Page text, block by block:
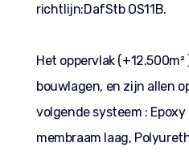
richtlijn:DafStb OS11B.
Het oppervlak
bouwlagen, en zijn allen
volgende systeem :
membraam laag,